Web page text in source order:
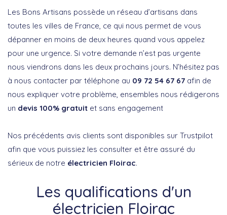
Les Bons Artisans possède un réseau d’artisans dans
toutes les villes de France, ce qui nous permet de vous
dépanner en moins de deux heures quand vous appelez
pour une urgence. Si votre demande n’est pas urgente
nous viendrons dans les deux prochains jours. N’hésitez pas
à nous contacter par téléphone au 09 72 54 67 67 afin de
nous expliquer votre problème, ensembles nous rédigerons
un devis 100% gratuit et sans engagement
Nos précédents avis clients sont disponibles sur Trustpilot
afin que vous puissiez les consulter et être assuré du
sérieux de notre électricien Floirac.
Les qualifications d'un
électricien Floirac